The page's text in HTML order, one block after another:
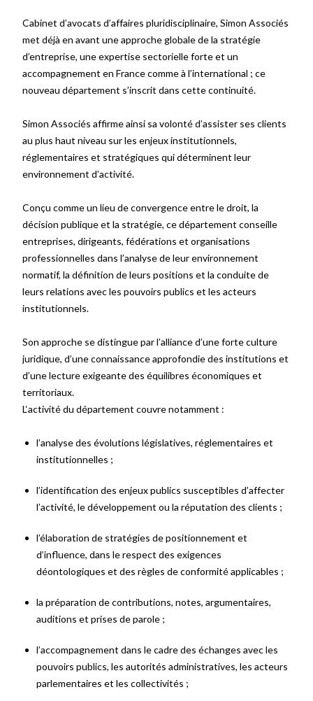
Cabinet d’avocats d’affaires pluridisciplinaire, Simon Associés
met déjà en avant une approche globale de la stratégie
d’entreprise, une expertise sectorielle forte et un
accompagnement en France comme à l’international ; ce
nouveau département s’inscrit dans cette continuité.
Simon Associés affirme ainsi sa volonté d’assister ses clients
au plus haut niveau sur les enjeux institutionnels,
réglementaires et stratégiques qui déterminent leur
environnement d’activité.
Conçu comme un lieu de convergence entre le droit, la
décision publique et la stratégie, ce département conseille
entreprises, dirigeants, fédérations et organisations
professionnelles dans l’analyse de leur environnement
normatif, la définition de leurs positions et la conduite de
leurs relations avec les pouvoirs publics et les acteurs
institutionnels.
Son approche se distingue par l’alliance d’une forte culture
juridique, d’une connaissance approfondie des institutions et
d’une lecture exigeante des équilibres économiques et
territoriaux.
L‘activité du département couvre notamment :
l’analyse des évolutions législatives, réglementaires et
institutionnelles ;
l’identification des enjeux publics susceptibles d’affecter
l’activité, le développement ou la réputation des clients ;
l’élaboration de stratégies de positionnement et
d’influence, dans le respect des exigences
déontologiques et des règles de conformité applicables ;
la préparation de contributions, notes, argumentaires,
auditions et prises de parole ;
l’accompagnement dans le cadre des échanges avec les
pouvoirs publics, les autorités administratives, les acteurs
parlementaires et les collectivités ;